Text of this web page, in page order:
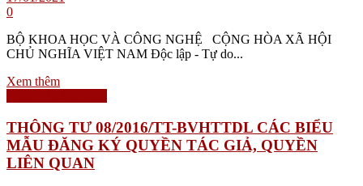
0
BỘ KHOA HỌC VÀ CÔNG NGHỆ CỘNG HÒA XÃ HỘI
CHỦ NGHĨA VIỆT NAM Độc lập - Tự do...
Xem thêm
THÔNG TƯ 08/2016/TT-BVHTTDL CÁC BIỂU
MẪU ĐĂNG KÝ QUYỀN TÁC GIẢ, QUYỀN
LIÊN QUAN